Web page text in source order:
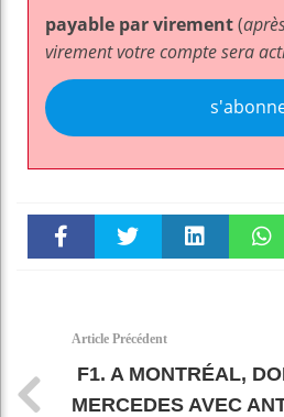
payable par virement(
virement votre compte sera
Article Précédent
F1. A MONTRÉAL,
MERCEDES AVEC